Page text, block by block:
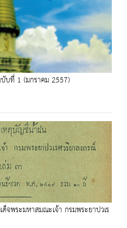
บที่ 1 (มกราคม 2557)
จพระมหาสมณะเจ้า กรมพระยาปวเร